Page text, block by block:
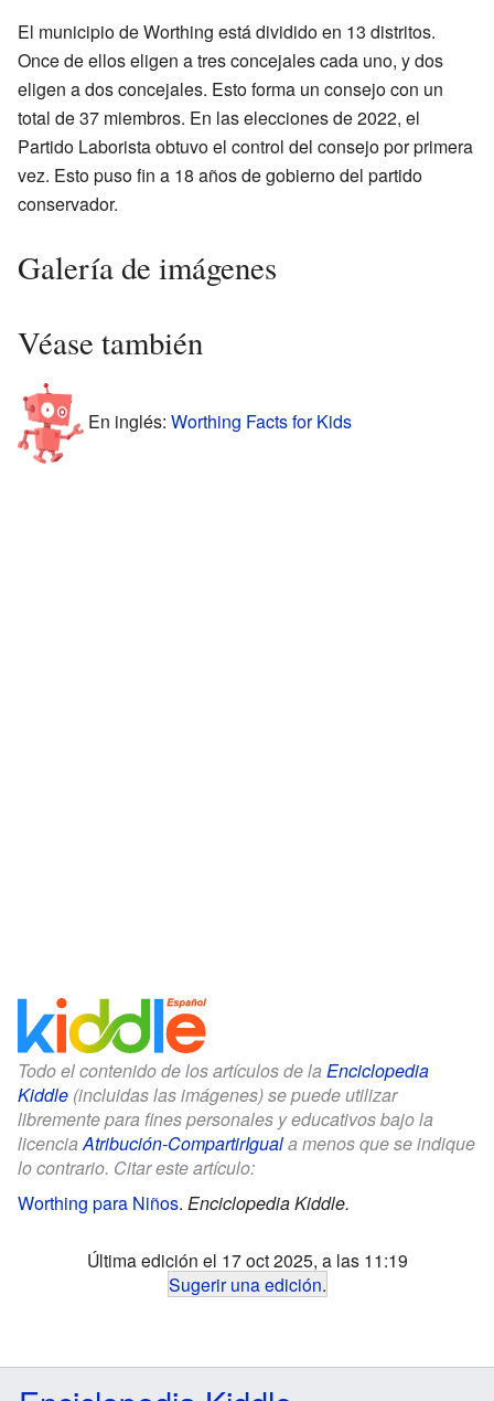
El municipio de Worthing está dividido en 13 distritos.
Once de ellos eligen a tres concejales cada uno, y dos
eligen a dos concejales. Esto forma un consejo con un
total de 37 miembros. En las elecciones de 2022, el
Partido Laborista obtuvo el control del consejo por primera
vez. Esto puso fin a 18 años de gobierno del partido
conservador.
Galería de imágenes
Véase también
En inglés: Worthing Facts for Kids
Todo el contenido de los artículos de la Enciclopedia
Kiddle (incluidas las imágenes) se puede utilizar
libremente para fines personales y educativos bajo la
licenciaAtribución-CompartirIguala menos que se indique
lo contrario. Citar este artículo:
Worthing para Niños. Enciclopedia Kiddle.
Última edición el 17 oct 2025, a las 11:19
Sugerir una edición.